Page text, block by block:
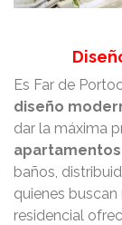
Es Far de
diseño
dar la máxima
baños,
quienes
residencial